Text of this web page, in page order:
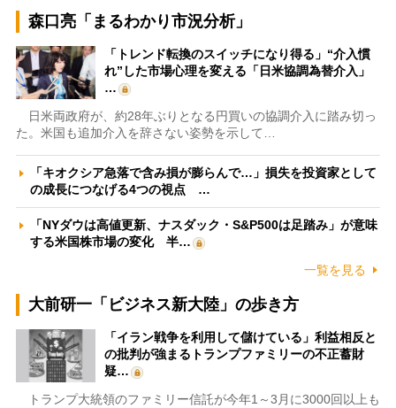
森口亮「まるわかり市況分析」
「トレンド転換のスイッチになり得る」“介入慣
れ”した市場心理を変える「日米協調為替介入」
…
日米両政府が、約28年ぶりとなる円買いの協調介入に踏み切っ
た。米国も追加介入を辞さない姿勢を示して…
「キオクシア急落で含み損が膨らんで…」損失を投資家として
の成長につなげる4つの視点 …
「NYダウは高値更新、ナスダック・S&P500は足踏み」が意味
する米国株市場の変化 半…
一覧を見る
大前研一「ビジネス新大陸」の歩き方
「イラン戦争を利用して儲けている」利益相反と
の批判が強まるトランプファミリーの不正蓄財
疑…
トランプ大統領のファミリー信託が今年1～3月に3000回以上も